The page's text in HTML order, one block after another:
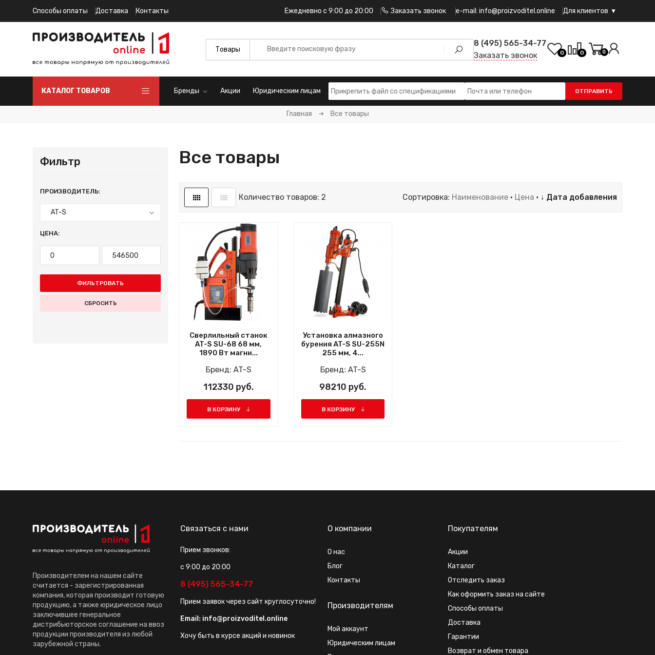
Способы оплаты Доставка Контакты Ежедневно с 9:00 до 20:00 Заказать звонок e-mail: info@proizvoditel.online Для клиентов
8 (495) 565-34-77
Заказать звонок
0 0 0
КАТАЛОГ ТОВАРОВ Бренды Акции Юридическим лицам ОТПРАВИТЬ
Главная Все товары
Все товары
Количество товаров: 2 Сортировка: Наименование· Цена · ↓ Дата добавления
Сверлильный станок
AT-S SU-68 68 мм,
1890 Вт магни...
Бренд: AT-S
112330 руб.
В КОРЗИНУ
Установка алмазного
бурения AT-S SU-255N
255 мм, 4...
Бренд: AT-S
98210 руб.
В КОРЗИНУ
Фильтр
ПРОИЗВОДИТЕЛЬ:
ЦЕНА:
ФИЛЬТРОВАТЬ
СБРОСИТЬ
Производителем на нашем сайте
считается - зарегистрированная
компания, которая производит готовую
продукцию, а также юридическое лицо
заключившее генеральное
дистрибьюторское соглашение на ввоз
продукции производителя из любой
зарубежной страны.
Связаться с нами
Прием звонков:
с 9:00 до 20:00
8 (495) 565-34-77
Прием заявок через сайт круглосуточно!
Email: info@proizvoditel.online
Хочу быть в курсе акций и новинок
О компании
О нас
Блог
Контакты
Производителям
Мой аккаунт
Юридическим лицам
Покупателям
Акции
Каталог
Отследить заказ
Как оформить заказ на сайте
Способы оплаты
Доставка
Гарантии
Возврат и обмен товара